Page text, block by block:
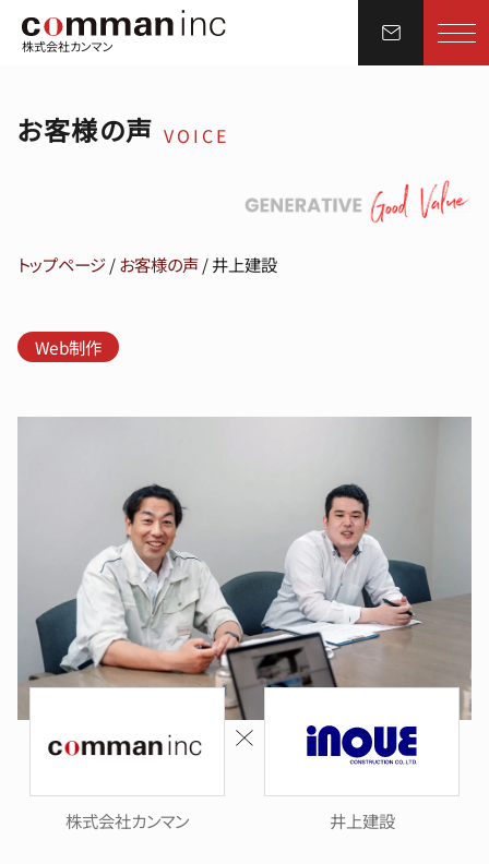
株式会社カンマン
お客様の声 VOICE
トップページ/お客様の声/井上建設
Web制作
株式会社カンマン 井上建設